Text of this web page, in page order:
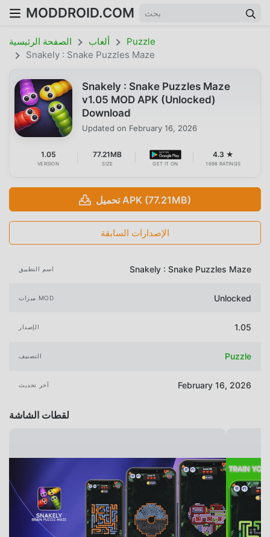
MODDROID.COM
الصفحة الرئيسية ألعاب
Puzzle
Snakely : Snake Puzzles Maze
Snakely : Snake Puzzles Maze
v1.05 MOD APK (Unlocked)
Download
Updated on February 16, 2026
1.05
VERSION
77.21MB
SIZE GET IT ON
4.3 ★
1698 RATINGS
تحميل APK (77.21MB)
الإصدارات السابقة
اسم التطبيق Snakely : Snake Puzzles Maze
ميزات MOD Unlocked
الإصدار 1.05
التصنيف Puzzle
آخر تحديث February 16, 2026
لقطات الشاشة